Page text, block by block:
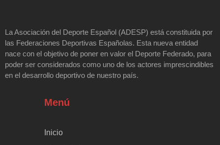
La Asociación del Deporte Español (ADESP) está constituida por
las Federaciones Deportivas Españolas. Esta nueva entidad
nace con el objetivo de poner en valor el Deporte Federado, para
poder ser considerados como uno de los actores imprescindibles
en el desarrollo deportivo de nuestro país.
Menú
Inicio